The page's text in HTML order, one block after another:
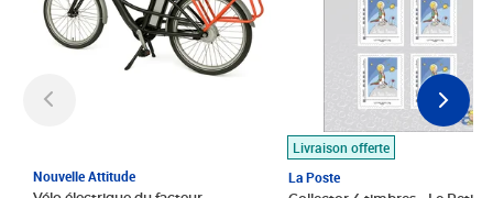
Nouvelle Attitude
Livraison offerte
La Poste